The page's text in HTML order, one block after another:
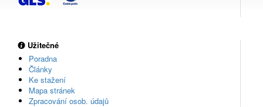
Užitečné
Poradna
Články
Ke stažení
Mapa stránek
Zpracování osob. údajů